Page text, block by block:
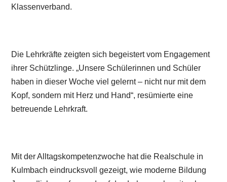
Klassenverband.
Die Lehrkräfte zeigten sich begeistert vom Engagement
ihrer Schützlinge. „Unsere Schülerinnen und Schüler
haben in dieser Woche viel gelernt – nicht nur mit dem
Kopf, sondern mit Herz und Hand“, resümierte eine
betreuende Lehrkraft.
Mit der Alltagskompetenzwoche hat die Realschule in
Kulmbach eindrucksvoll gezeigt, wie moderne Bildung